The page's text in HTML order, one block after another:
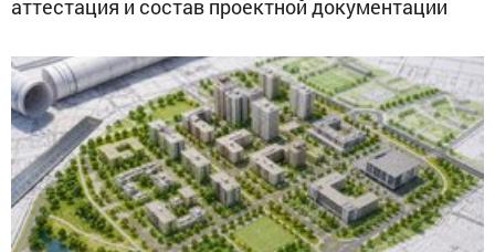
аттестация и состав проектной документации